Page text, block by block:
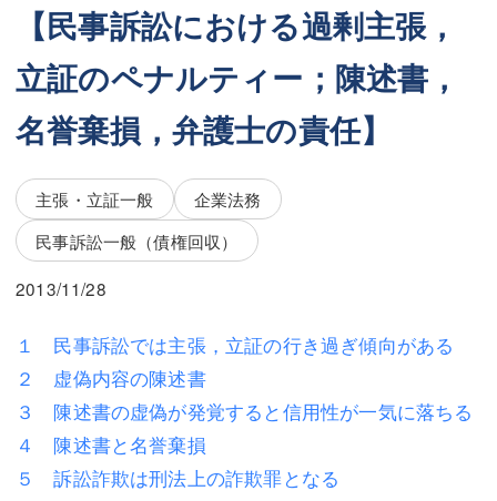
坂本 陽一
桶川 聡
三平 隆史
吉元 優仁
小川 祐
弁護士費用
不動産
相続・遺言
離婚（夫婦間トラブル）
企業法務
坂本 陽一
桶川 聡
三平 隆史
吉元 優仁
弁護士費用
不動産
相続・遺言
離婚（夫婦間トラブル）
企業法務
労働問題（解雇，残業等）
【民事訴訟における過剰主張，
立証のペナルティー；陳述書，
名誉棄損，弁護士の責任】
主張・立証一般
企業法務
民事訴訟一般（債権回収）
2013/11/28
１ 民事訴訟では主張，立証の行き過ぎ傾向がある
２ 虚偽内容の陳述書
３ 陳述書の虚偽が発覚すると信用性が一気に落ちる
４ 陳述書と名誉棄損
５ 訴訟詐欺は刑法上の詐欺罪となる